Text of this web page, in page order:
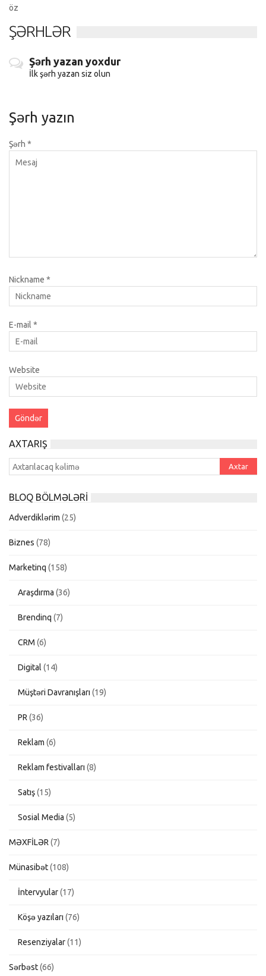
öz
ŞƏRHLƏR
Şərh yazan yoxdur
İlk şərh yazan siz olun
Şərh yazın
Şərh *
Nickname *
E-mail *
Website
AXTARIŞ
BLOQ BÖLMƏLƏRI
Adverdiklərim (25)
Biznes (78)
Marketinq (158)
Araşdırma (36)
Brendinq (7)
CRM (6)
Digital (14)
Müştəri Davranışları (19)
PR (36)
Reklam (6)
Reklam festivalları (8)
Satış(15)
Sosial Media (5)
MƏXFİLƏR (7)
Münasibət(108)
İntervyular(17)
Köşə yazıları (76)
Resenziyalar(11)
Sərbəst(66)